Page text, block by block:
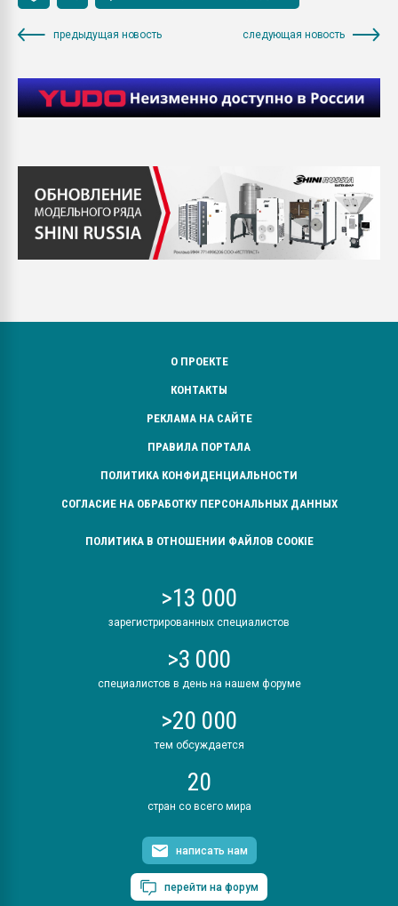
предыдущая новость следующая новость
О ПРОЕКТЕ
КОНТАКТЫ
РЕКЛАМА НА САЙТЕ
ПРАВИЛА ПОРТАЛА
ПОЛИТИКА КОНФИДЕНЦИАЛЬНОСТИ
СОГЛАСИЕ НА ОБРАБОТКУ ПЕРСОНАЛЬНЫХ ДАННЫХ
ПОЛИТИКА В ОТНОШЕНИИ ФАЙЛОВ COOKIE
>13 000
зарегистрированных специалистов
>3 000
специалистов в день на нашем форуме
>20 000
тем обсуждается
20
стран со всего мира
написать нам
перейти на форум